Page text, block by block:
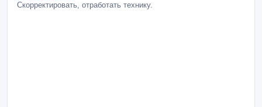
Скорректировать, отработать технику.